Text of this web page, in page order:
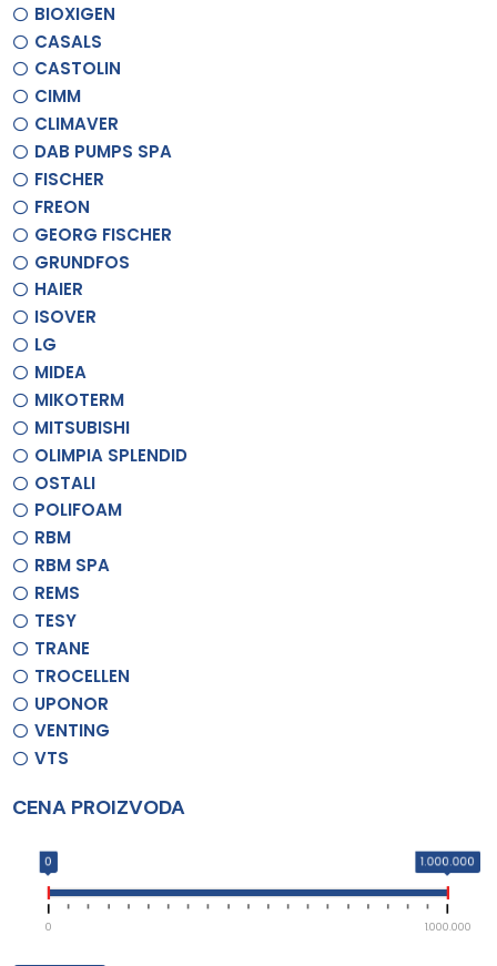
BIOXIGEN
CASALS
CASTOLIN
CIMM
CLIMAVER
DAB PUMPS SPA
FISCHER
FREON
GEORG FISCHER
GRUNDFOS
HAIER
ISOVER
LG
MIDEA
MIKOTERM
MITSUBISHI
OLIMPIA SPLENDID
OSTALI
POLIFOAM
RBM
RBM SPA
REMS
TESY
TRANE
TROCELLEN
UPONOR
VENTING
VTS
CENA PROIZVODA
0 1.000.000
0 1.000.000